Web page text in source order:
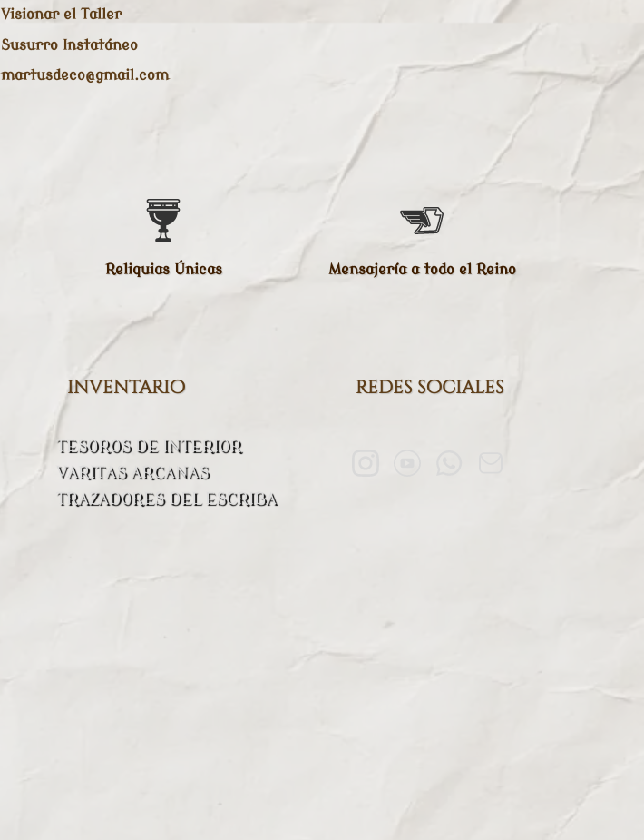
Visionar el Taller
Susurro Instatáneo
martusdeco@gmail.com
Reliquias Únicas Mensajería a todo el Reino
inventario
TESOROS DE INTERIOR
VARITAS ARCANAS
TRAZADORES DEL ESCRIBA
redes sociales